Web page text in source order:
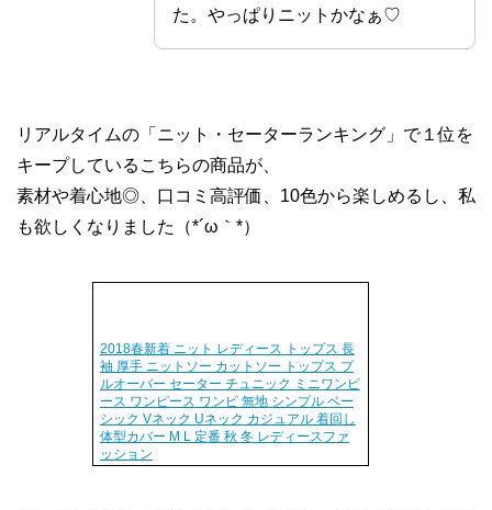
た。やっぱりニットかなぁ♡
リアルタイムの「ニット・セーターランキング」で１位を
キープしているこちらの商品が、
素材や着心地◎、口コミ高評価、10色から楽しめるし、私
も欲しくなりました（*´ω｀*）
2018春新着 ニット レディース トップス 長
袖 厚手 ニットソー カットソー トップス プ
ルオーバー セーター チュニック ミニワンピ
ース ワンピース ワンピ 無地 シンプル ベー
シック Vネック Uネック カジュアル 着回し
体型カバー M L 定番 秋 冬 レディースファ
ッション